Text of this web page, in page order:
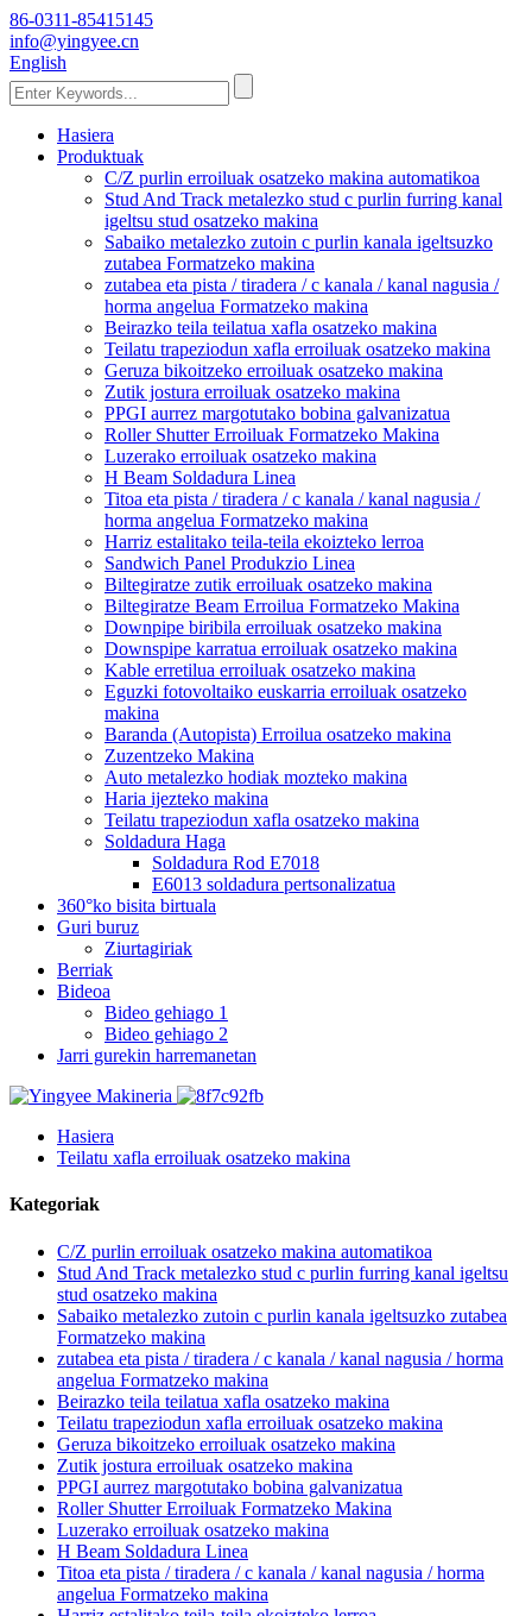
86-0311-85415145
info@yingyee.cn
English
Hasiera
Produktuak
C/Z purlin erroiluak osatzeko makina automatikoa
Stud And Track metalezko stud c purlin furring kanal
igeltsu stud osatzeko makina
Sabaiko metalezko zutoin c purlin kanala igeltsuzko
zutabea Formatzeko makina
zutabea eta pista / tiradera / c kanala / kanal nagusia /
horma angelua Formatzeko makina
Beirazko teila teilatua xafla osatzeko makina
Teilatu trapeziodun xafla erroiluak osatzeko makina
Geruza bikoitzeko erroiluak osatzeko makina
Zutik jostura erroiluak osatzeko makina
PPGI aurrez margotutako bobina galvanizatua
Roller Shutter Erroiluak Formatzeko Makina
Luzerako erroiluak osatzeko makina
H Beam Soldadura Linea
Titoa eta pista / tiradera / c kanala / kanal nagusia /
horma angelua Formatzeko makina
Harriz estalitako teila-teila ekoizteko lerroa
Sandwich Panel Produkzio Linea
Biltegiratze zutik erroiluak osatzeko makina
Biltegiratze Beam Erroilua Formatzeko Makina
Downpipe biribila erroiluak osatzeko makina
Downspipe karratua erroiluak osatzeko makina
Kable erretilua erroiluak osatzeko makina
Eguzki fotovoltaiko euskarria erroiluak osatzeko
makina
Baranda (Autopista) Erroilua osatzeko makina
Zuzentzeko Makina
Auto metalezko hodiak mozteko makina
Haria ijezteko makina
Teilatu trapeziodun xafla osatzeko makina
Soldadura Haga
Soldadura Rod E7018
E6013 soldadura pertsonalizatua
360°ko bisita birtuala
Guri buruz
Ziurtagiriak
Berriak
Bideoa
Bideo gehiago 1
Bideo gehiago 2
Jarri gurekin harremanetan
Hasiera
Teilatu xafla erroiluak osatzeko makina
Kategoriak
C/Z purlin erroiluak osatzeko makina automatikoa
Stud And Track metalezko stud c purlin furring kanal igeltsu
stud osatzeko makina
Sabaiko metalezko zutoin c purlin kanala igeltsuzko zutabea
Formatzeko makina
zutabea eta pista / tiradera / c kanala / kanal nagusia / horma
angelua Formatzeko makina
Beirazko teila teilatua xafla osatzeko makina
Teilatu trapeziodun xafla erroiluak osatzeko makina
Geruza bikoitzeko erroiluak osatzeko makina
Zutik jostura erroiluak osatzeko makina
PPGI aurrez margotutako bobina galvanizatua
Roller Shutter Erroiluak Formatzeko Makina
Luzerako erroiluak osatzeko makina
H Beam Soldadura Linea
Titoa eta pista / tiradera / c kanala / kanal nagusia / horma
angelua Formatzeko makina